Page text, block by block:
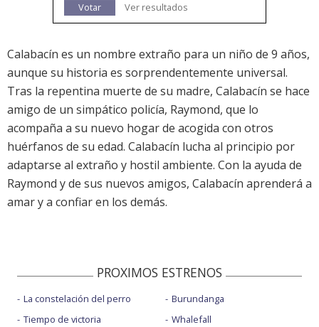
Votar
Ver resultados
Calabacín es un nombre extraño para un niño de 9 años,
aunque su historia es sorprendentemente universal.
Tras la repentina muerte de su madre, Calabacín se hace
amigo de un simpático policía, Raymond, que lo
acompaña a su nuevo hogar de acogida con otros
huérfanos de su edad. Calabacín lucha al principio por
adaptarse al extraño y hostil ambiente. Con la ayuda de
Raymond y de sus nuevos amigos, Calabacín aprenderá a
amar y a confiar en los demás.
PROXIMOS ESTRENOS
La constelación del perro
Tiempo de victoria
Burundanga
Whalefall